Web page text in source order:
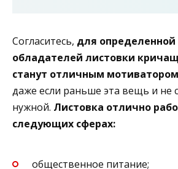
Согласитесь, для определенной
обладателей листовки
станут отличным
даже если раньше эта вещь и не
нужной. Листовка отлично
следующих сферах:
общественное питание;